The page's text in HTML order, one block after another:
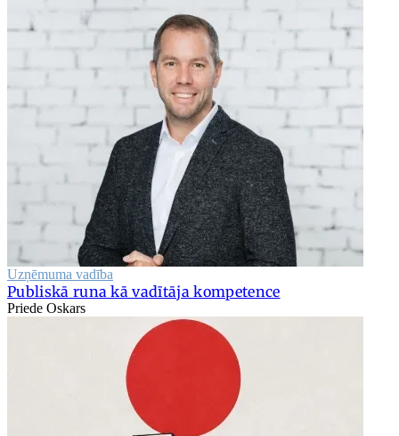
Uzņēmuma vadība
Publiskā runa kā vadītāja kompetence
Priede Oskars